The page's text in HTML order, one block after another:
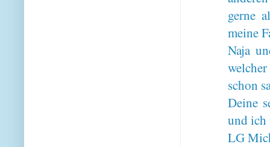
gerne
meine
Naja
schon
Deine
und ich
LG